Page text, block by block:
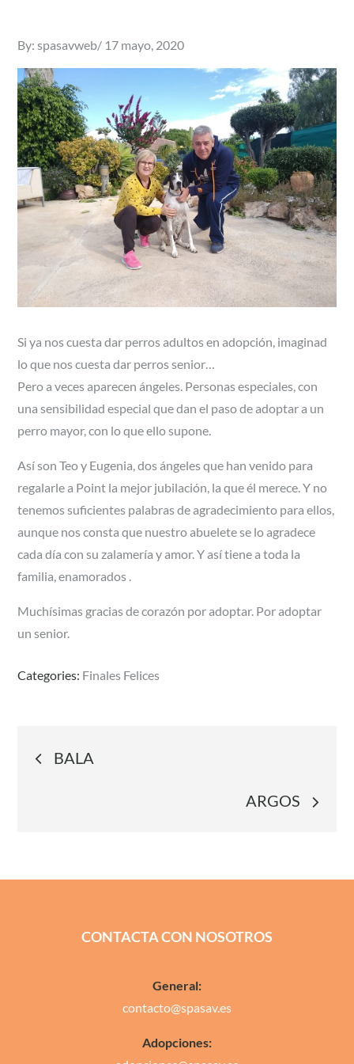
By:spasavweb Posted
on
17 mayo, 2020
Si ya nos cuesta dar perros adultos en adopción, imaginad
lo que nos cuesta dar perros senior…
Pero a veces aparecen ángeles. Personas especiales, con
una sensibilidad especial que dan el paso de adoptar a un
perro mayor, con lo que ello supone.
Así son Teo y Eugenia, dos ángeles que han venido para
regalarle a Point la mejor jubilación, la que él merece. Y no
tenemos suficientes palabras de agradecimiento para ellos,
aunque nos consta que nuestro abuelete se lo agradece
cada día con su zalamería y amor. Y así tiene a toda la
familia, enamorados .
Muchísimas gracias de corazón por adoptar. Por adoptar
un senior.
Categories: Finales Felices
Navegación
BALA
ARGOS
CONTACTA CON NOSOTROS
General:
contacto@spasav.es
Adopciones: